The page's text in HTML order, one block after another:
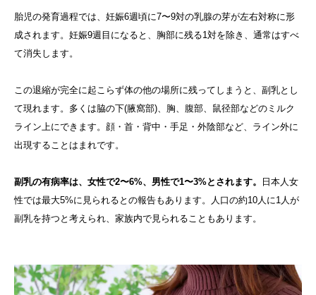
胎児の発育過程では、妊娠6週頃に7〜9対の乳腺の芽が左右対称に形
成されます。妊娠9週目になると、胸部に残る1対を除き、通常はすべ
て消失します。
この退縮が完全に起こらず体の他の場所に残ってしまうと、副乳とし
て現れます。多くは脇の下(腋窩部)、胸、腹部、鼠径部などのミルク
ライン上にできます。顔・首・背中・手足・外陰部など、ライン外に
出現することはまれです。
副乳の有病率は、女性で2〜6%、男性で1〜3%とされます。
日本人女
性では最大5%に見られるとの報告もあります。人口の約10人に1人が
副乳を持つと考えられ、家族内で見られることもあります。